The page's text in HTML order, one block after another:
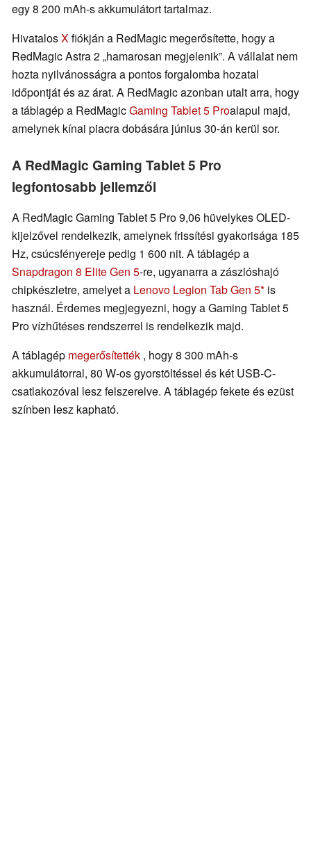
egy 8 200 mAh-s akkumulátort tartalmaz.
HivatalosXfiókján a RedMagic megerősítette, hogy a
RedMagic Astra 2 „hamarosan megjelenik”. A vállalat nem
hozta nyilvánosságra a pontos forgalomba hozatal
időpontját és az árat. A RedMagic azonban utalt arra, hogy
a táblagép a RedMagicGaming Tablet 5 Proalapul majd,
amelynek kínai piacra dobására június 30-án kerül sor.
A RedMagic Gaming Tablet 5 Pro
legfontosabb jellemzői
A RedMagic Gaming Tablet 5 Pro 9,06 hüvelykes OLED-
kijelzővel rendelkezik, amelynek frissítési gyakorisága 185
Hz, csúcsfényereje pedig 1 600 nit. A táblagép a
Snapdragon 8 Elite Gen 5-re, ugyanarra a zászlóshajó
chipkészletre, amelyet a Lenovo Legion Tab Gen 5 is
használ. Érdemes megjegyezni, hogy a Gaming Tablet 5
Pro vízhűtéses rendszerrel is rendelkezik majd.
A táblagép megerősítették , hogy 8 300 mAh-s
akkumulátorral, 80 W-os gyorstöltéssel és két USB-C-
csatlakozóval lesz felszerelve. A táblagép fekete és ezüst
színben lesz kapható.